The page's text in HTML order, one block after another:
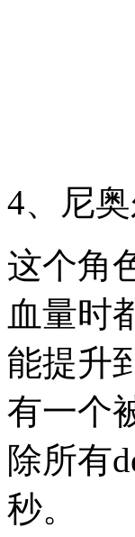
4、尼
这个角
血量时
能提升
有一个
除所有
秒。